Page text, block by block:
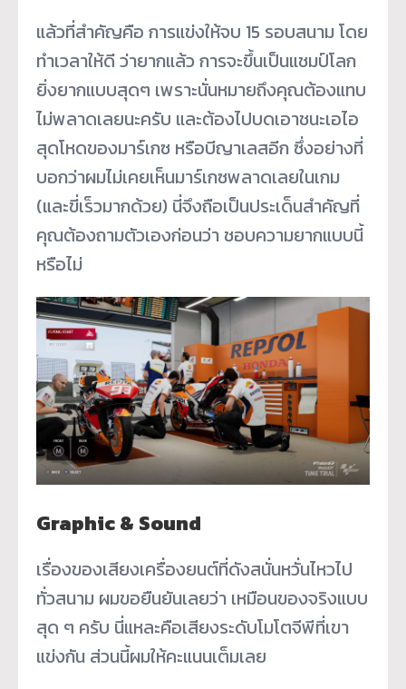
แล้วที่สำคัญคือ การแข่งให้จบ 15 รอบสนาม โดย
ทำเวลาให้ดี ว่ายากแล้ว การจะขึ้นเป็นแชมป์โลก
ยิ่งยากแบบสุดๆ เพราะนั่นหมายถึงคุณต้องแทบ
ไม่พลาดเลยนะครับ และต้องไปบดเอาชนะเอไอ
สุดโหดของมาร์เกซ หรือบีญาเลสอีก ซึ่งอย่างที่
บอกว่าผมไม่เคยเห็นมาร์เกซพลาดเลยในเกม
(และขี่เร็วมากด้วย) นี่จึงถือเป็นประเด็นสำคัญที่
คุณต้องถามตัวเองก่อนว่า ชอบความยากแบบนี้
หรือไม่
Graphic & Sound
เรื่องของเสียงเครื่องยนต์ที่ดังสนั่นหวั่นไหวไป
ทั่วสนาม ผมขอยืนยันเลยว่า เหมือนของจริงแบบ
สุด ๆ ครับ นี่แหละคือเสียงระดับโมโตจีพีที่เขา
แข่งกัน ส่วนนี้ผมให้คะแนนเต็มเลย